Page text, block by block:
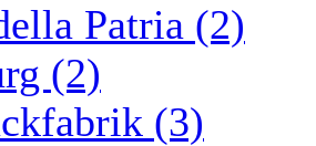
Patria (2)
(2)
(3)